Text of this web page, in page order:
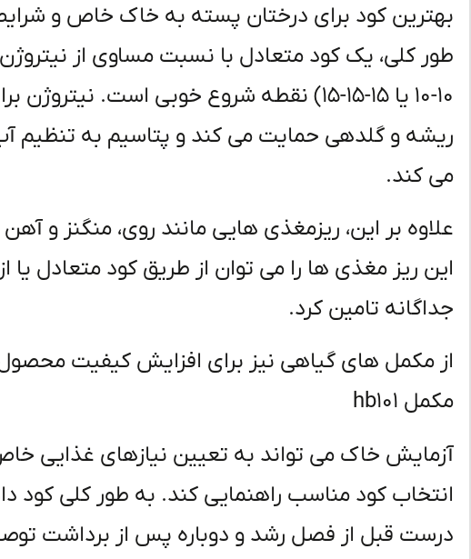
بهترین کود برای درختان پسته به خاک خاص و
10-10 یا 15-15-15) نقطه شروع خوبی است.
ریشه و گلدهی حمایت می کند و پتاسیم به تنظیم
می کند.
علاوه بر این، ریزمغذی هایی مانند روی، منگنز و
این ریز مغذی ها را می توان از طریق کود متعادل
جداگانه تامین کرد.
از مکمل های گیاهی نیز برای افزایش کیفیت
مکمل hb101
آزمایش خاک می تواند به تعیین نیازهای غذایی
انتخاب کود مناسب راهنمایی کند. به طور کلی کود
درست قبل از فصل رشد و دوباره پس از برداشت